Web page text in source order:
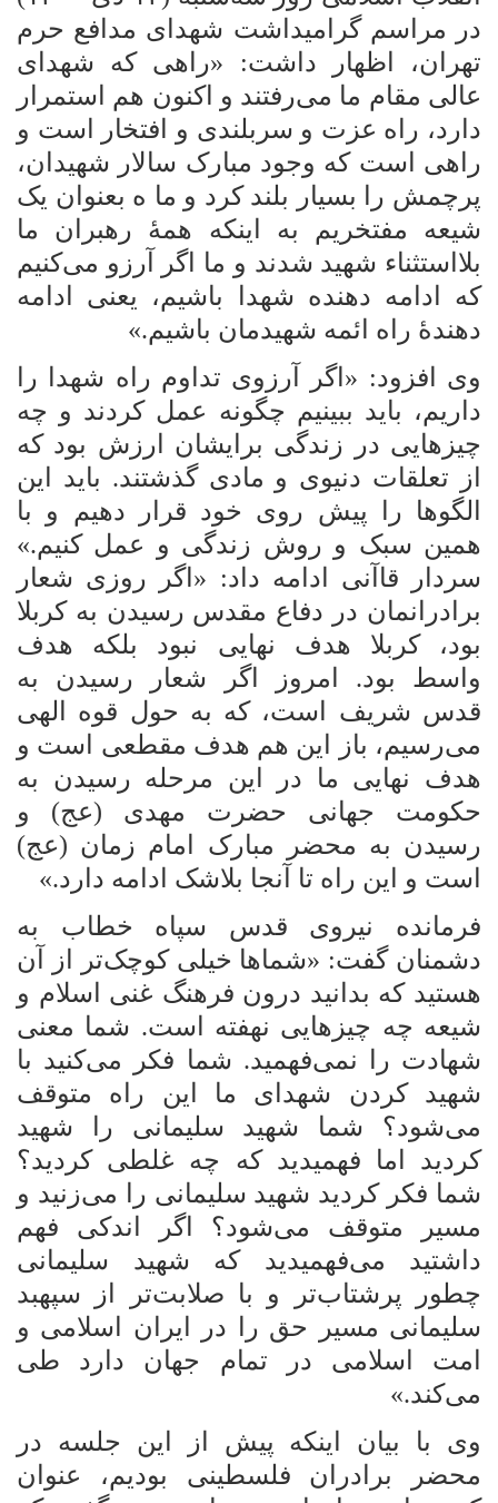
در مراسم گرامیداشت شهدای مدافع حرم
تهران، اظهار داشت: «راهی که شهدای
عالی مقام ما می‌رفتند و اکنون هم استمرار
دارد، راه عزت و سربلندی و افتخار است و
راهی است که وجود مبارک سالار شهیدان،
پرچمش را بسیار بلند کرد و ما ه بعنوان یک
شیعه مفتخریم به اینکه همۀ رهبران ما
بلااستثناء شهید شدند و ما اگر آرزو می‌کنیم
که ادامه دهنده شهدا باشیم، یعنی ادامه
دهندۀ راه ائمه شهیدمان باشیم.»
وی افزود: «اگر آرزوی تداوم راه شهدا را
داریم، باید ببینیم چگونه عمل کردند و چه
چیزهایی در زندگی برایشان ارزش بود که
از تعلقات دنیوی و مادی گذشتند. باید این
الگوها را پیش روی خود قرار دهیم و با
همین سبک و روش زندگی و عمل کنیم.»
سردار قاآنی ادامه داد: «اگر روزی شعار
برادرانمان در دفاع مقدس رسیدن به کربلا
بود، کربلا هدف نهایی نبود بلکه هدف
واسط بود. امروز اگر شعار رسیدن به
قدس شریف است، که به حول قوه الهی
می‌رسیم، باز این هم هدف مقطعی است و
هدف نهایی ما در این مرحله رسیدن به
حکومت جهانی حضرت مهدی (عج) و
رسیدن به محضر مبارک امام زمان (عج)
است و این راه تا آنجا بلاشک ادامه دارد.»
فرمانده نیروی قدس سپاه خطاب به
دشمنان گفت: «شماها خیلی کوچک‌تر از آن
هستید که بدانید درون فرهنگ غنی اسلام و
شیعه چه چیزهایی نهفته است. شما معنی
شهادت را نمی‌فهمید. شما فکر می‌کنید با
شهید کردن شهدای ما این راه متوقف
می‌شود؟ شما شهید سلیمانی را شهید
کردید اما فهمیدید که چه غلطی کردید؟
شما فکر کردید شهید سلیمانی را می‌زنید و
مسیر متوقف می‌شود؟ اگر اندکی فهم
داشتید می‌فهمیدید که شهید سلیمانی
چطور پرشتاب‌تر و با صلابت‌تر از سپهبد
سلیمانی مسیر حق را در ایران اسلامی و
امت اسلامی در تمام جهان دارد طی
می‌کند.»
وی با بیان اینکه پیش از این جلسه در
محضر برادران فلسطینی بودیم، عنوان